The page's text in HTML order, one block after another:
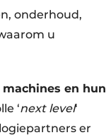
onderhoud,
u
en hun
‘next level‘
er